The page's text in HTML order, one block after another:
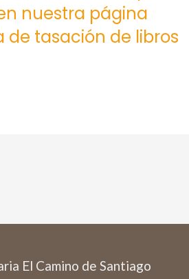
nuestra página
de tasación de libros
El Camino de Santiago